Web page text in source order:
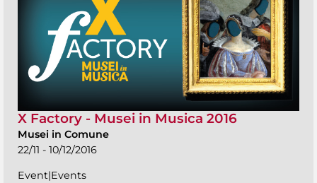
X Factory - Musei in Musica 2016
Musei in Comune
22/11 - 10/12/2016
Event|Events